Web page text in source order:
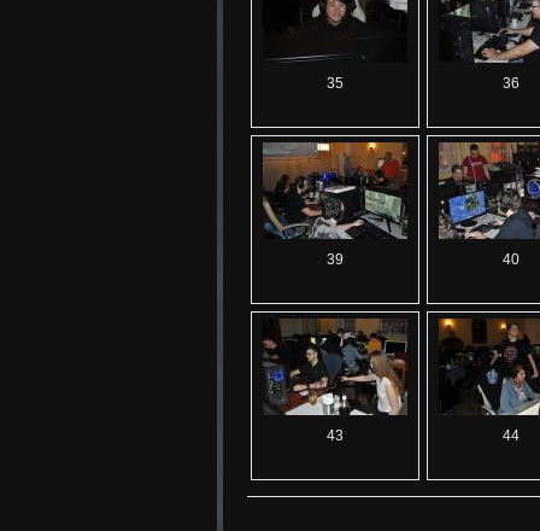
35 36
39 40
43 44